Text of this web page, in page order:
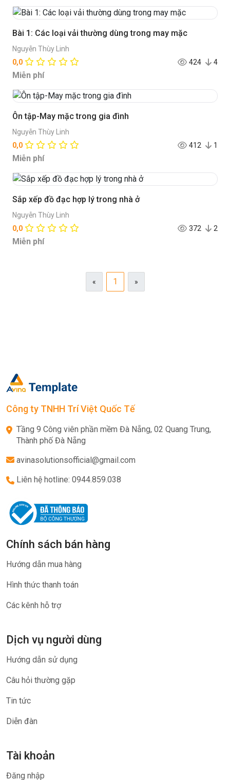
Bài 1: Các loại vải thường dùng trong may mặc
Nguyễn Thùy Linh
0,0
424 4
Miễn phí
Ôn tập-May mặc trong gia đình
Nguyễn Thùy Linh
0,0
412 1
Miễn phí
Sắp xếp đồ đạc hợp lý trong nhà ở
Nguyễn Thùy Linh
0,0
372 2
Miễn phí
« 1 »
Công ty TNHH Trí Việt Quốc Tế
Tầng 9 Công viên phần mềm Đà Nẵng, 02 Quang Trung,
Thành phố Đà Nẵng
avinasolutionsofficial@gmail.com
Liên hệ hotline: 0944.859.038
Chính sách bán hàng
Hướng dẫn mua hàng
Hình thức thanh toán
Các kênh hỗ trợ
Dịch vụ người dùng
Hướng dẫn sử dụng
Câu hỏi thường gặp
Tin tức
Diễn đàn
Tài khoản
Đăng nhập